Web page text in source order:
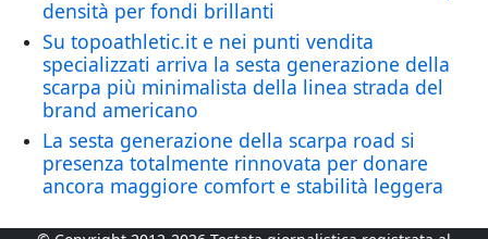
densità per fondi brillanti
Su topoathletic.it e nei punti vendita
specializzati arriva la sesta generazione della
scarpa più minimalista della linea strada del
brand americano
La sesta generazione della scarpa road si
presenza totalmente rinnovata per donare
ancora maggiore comfort e stabilità leggera